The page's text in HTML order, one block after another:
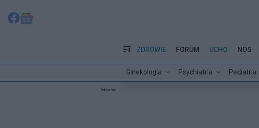
ZDROWIE
Ginekologia Psychiatria Pediatria
FORUM UCHO NOS
Reklama: